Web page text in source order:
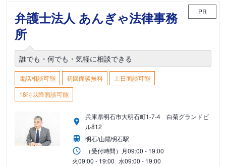
弁護士法人 あんぎゃ法律事務
所
PR
誰でも・何でも・気軽に相談できる
電話相談可能 初回面談無料
土日面談可能
18時以降面談可能
兵庫県明石市大明石町1-7-4 白菊グランドビ
ル812
明石/山陽明石駅
（受付時間） 月09:00 - 19:00
火09:00 - 19:00 水09:00 - 19:00